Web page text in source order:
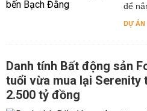
để
DỰ ÁN
Danh tính Bất động sản
tuổi vừa mua lại Serenity
2.500 tỷ đồng